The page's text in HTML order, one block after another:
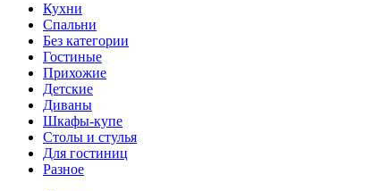
Кухни
Спальни
Без категории
Гостиные
Прихожие
Детские
Диваны
Шкафы-купе
Столы и стулья
Для гостиниц
Разное